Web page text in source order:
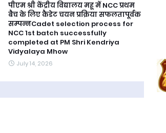
पीएम श्री केंद्रीय विद्यालय महू में NCC प्रथम
बैच के लिए कैडेट चयन प्रक्रिया सफलतापूर्वक
सम्पन्नCadet selection process for
NCC 1st batch successfully
completed at PM Shri Kendriya
Vidyalaya Mhow
July 14, 2026